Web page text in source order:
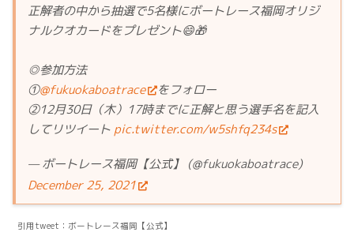
正解者の中から抽選で5名様にボートレース福岡オリジ
ナルクオカードをプレゼント😄🎁
◎参加方法
①@fukuokaboatrace
をフォロー
②12月30日（木）17時までに正解と思う選手名を記入
してリツイート pic.twitter.com/w5shfq234s
— ボートレース福岡【公式】 (@fukuokaboatrace)
December 25, 2021
引用tweet：ボートレース福岡【公式】